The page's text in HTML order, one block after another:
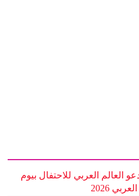
العالم العربي للاحتفال بيوم
2026